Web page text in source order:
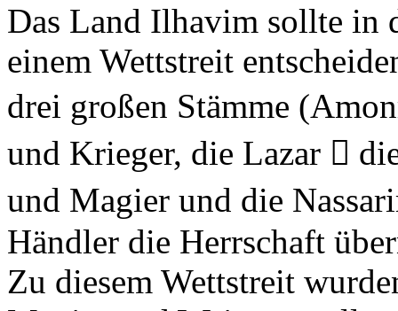
Das Land Ilhavim sollte in
einem Wettstreit
drei großen Stämme
und Krieger, die Lazar 
und Magier und die
Händler die Herrschaft
Zu diesem Wettstreit